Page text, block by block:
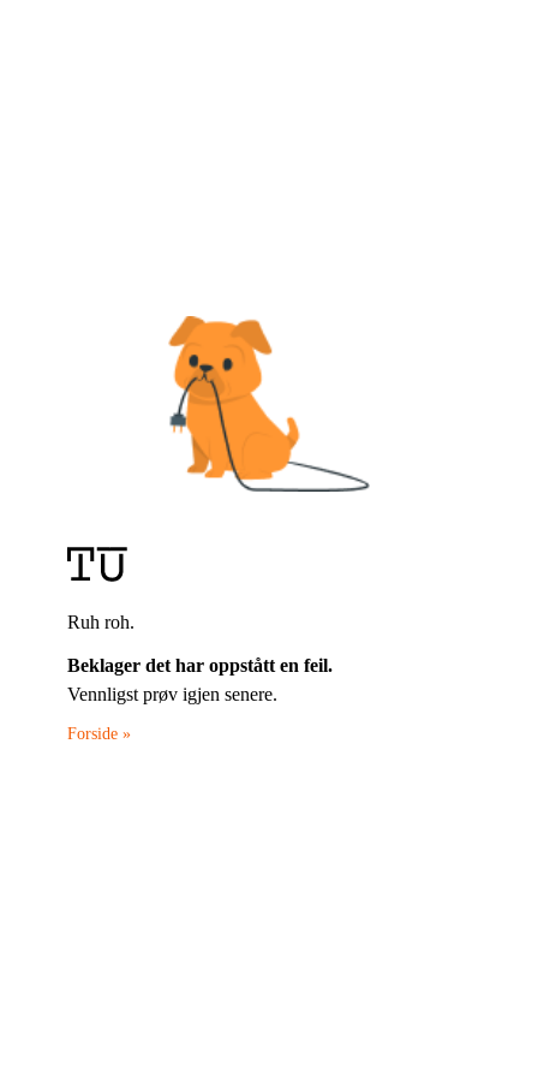
Ruh roh.
Beklager det har oppstått en feil.
Vennligst prøv igjen senere.
Forside »